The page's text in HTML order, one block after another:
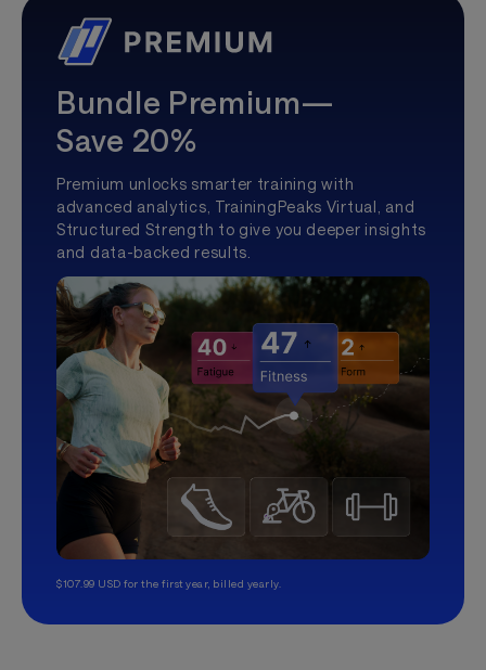
Bundle Premium—
Save 20%
Premium unlocks smarter training with
advanced analytics, TrainingPeaks Virtual, and
Structured Strength to give you deeper insights
and data-backed results.
$107.99 USD for the first year, billed yearly.